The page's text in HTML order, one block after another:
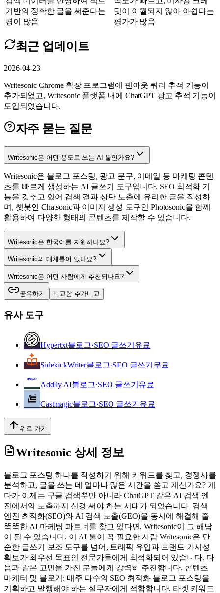
기반의 정확한 글을 써준다는
평이 많음
딧이 이월되지 않아 아쉽다는
평가가 많음
최근 업데이트
2026-04-23
Writesonic Chrome 확장 프로그램에 팬아웃 쿼리 추적 기능이
추가되었고, Writesonic 플랫폼 내에 ChatGPT 광고 추적 기능이
도입되었습니다.
자주 묻는 질문
Writesonic은 어떤 용도로 쓰는 AI 툴인가요?
Writesonic은 블로그 포스팅, 광고 문구, 이메일 등 마케팅 콘텐
츠를 빠르게 생성하는 AI 글쓰기 도구입니다. SEO 최적화 기
능을 갖추고 있어 검색 결과 상단 노출에 유리한 글을 작성하
며, 챗봇인 Chatsonic과 이미지 생성 도구인 Photosonic을 함께
활용하여 다양한 형태의 콘텐츠를 제작할 수 있습니다.
Writesonic은 한국어를 지원하나요?
Writesonic의 대체툴이 있나요?
Writesonic은 어떤 사람에게 추천되나요?
공유하기 비교함 추가비교
유사 도구
Hypertxt블로그·SEO 글쓰기 유료
SidekickWriter블로그·SEO 글쓰기 무료
Addlly AI블로그·SEO 글쓰기 유료
Castmagic블로그·SEO 글쓰기 유료
위로 가기
Writesonic 상세 정보
블로그 포스팅 하나를 작성하기 위해 키워드를 찾고, 경쟁사를
분석하고, 글을 쓰는 데 얼마나 많은 시간을 쏟고 계신가요? 게
다가 이제는 구글 검색뿐만 아니라 ChatGPT 같은 AI 검색 엔
진에서의 노출까지 신경 써야 하는 시대가 되었습니다. 검색
엔진 최적화(SEO)와 AI 검색 노출(GEO)을 동시에 해결해 줄
똑똑한 AI 마케팅 파트너를 찾고 있다면, Writesonic이 그 해답
이 될 수 있습니다. 이 AI 툴이 꼭 필요한 사람 Writesonic은 단
순한 글쓰기 보조 도구를 넘어, 트래픽 유입과 브랜드 가시성
확보가 최우선 목표인 전문가들에게 최적화되어 있습니다. 다
음과 같은 고민을 가진 분들에게 강력히 추천합니다. 콘텐츠
마케터 및 블로거: 매주 다수의 SEO 최적화 블로그 포스팅을
기획하고 발행해야 하는 실무자에게 적합합니다. 타겟 키워드